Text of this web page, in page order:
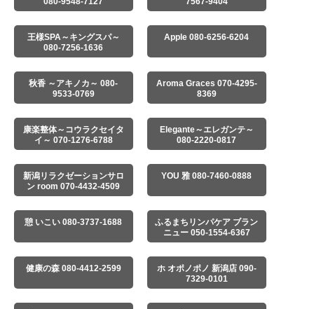
王様SPA～キングスパ～
080-7256-1636
Apple 080-6256-6204
秋香 ～アキノカ～ 080-
9533-0769
Aroma Graces 070-4295-
8369
康楽整体～コウラクセイタ
イ～ 070-1276-6788
Elegante～エレガンテ～
080-2220-0817
新潟リラクゼーションサロ
ン room 070-4432-4509
YOU 雅 080-7460-0888
憩 いこい 080-3737-1688
ふるまちリンパケア ブラン
ニュー 050-1554-6367
健康の森 080-4412-2599
ホ オポノポノ 新潟店 090-
7329-0101